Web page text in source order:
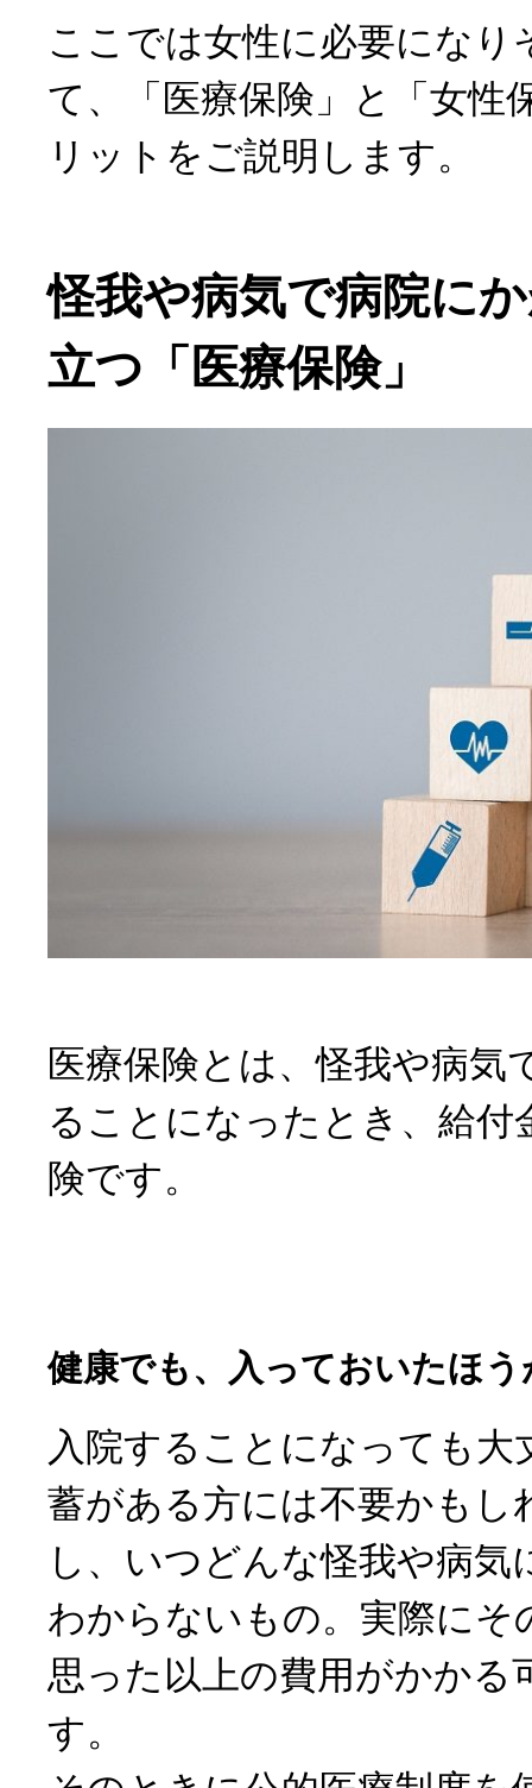
ここでは女性に必要になり
て、「医療保険」と「女性
リットをご説明します。
怪我や病気で病院に
立つ「医療保険」
医療保険とは、怪我や病気
ることになったとき、給付
険です。
健康でも、入っておいたほ
入院することになっても大
蓄がある方には不要かもし
し、いつどんな怪我や病気
わからないもの。実際にそ
思った以上の費用がかかる
す。